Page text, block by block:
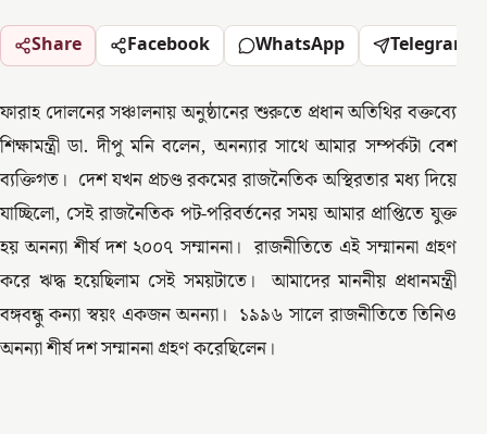
Share Facebook WhatsApp Telegram
ফারাহ দোলনের সঞ্চালনায় অনুষ্ঠানের শুরুতে প্রধান অতিথির বক্তব্যে
শিক্ষামন্ত্রী ডা. দীপু মনি বলেন, অনন্যার সাথে আমার সম্পর্কটা বেশ
ব্যক্তিগত। দেশ যখন প্রচণ্ড রকমের রাজনৈতিক অস্থিরতার মধ্য দিয়ে
যাচ্ছিলো, সেই রাজনৈতিক পট-পরিবর্তনের সময় আমার প্রাপ্তিতে যুক্ত
হয় অনন্যা শীর্ষ দশ ২০০৭ সম্মাননা। রাজনীতিতে এই সম্মাননা গ্রহণ
করে ঋদ্ধ হয়েছিলাম সেই সময়টাতে। আমাদের মাননীয় প্রধানমন্ত্রী
বঙ্গবন্ধু কন্যা স্বয়ং একজন অনন্যা। ১৯৯৬ সালে রাজনীতিতে তিনিও
অনন্যা শীর্ষ দশ সম্মাননা গ্রহণ করেছিলেন।